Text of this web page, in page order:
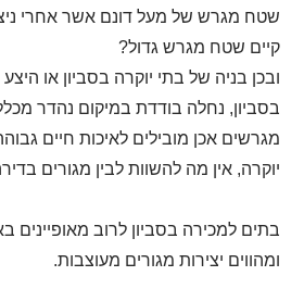
שטח מגרש של מעל דונם אשר אחרי
קיים שטח מגרש גדול?
ובכן בניה של בתי יוקרה בסביון או
בסביון, נחלה בודדת במיקום נהדר
מגרשים אכן מובילים לאיכות חיים
יוקרה, אין מה להשוות לבין מגורים
בתים למכירה בסביון לרוב מאופיינים
ומהווים יצירות מגורים מעוצבות.